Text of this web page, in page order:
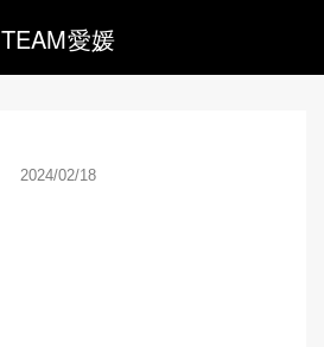
TEAM愛媛
2024/02/18